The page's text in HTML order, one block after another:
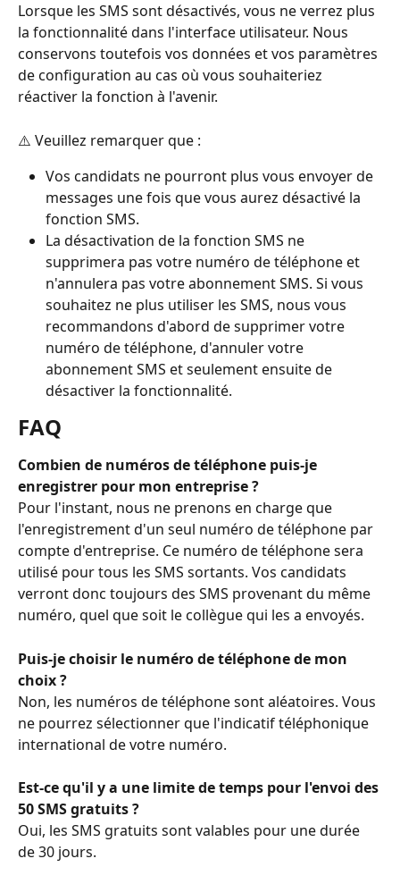
Lorsque les SMS sont désactivés, vous ne verrez plus
la fonctionnalité dans l'interface utilisateur. Nous
conservons toutefois vos données et vos paramètres
de configuration au cas où vous souhaiteriez
réactiver la fonction à l'avenir.
⚠️ Veuillez remarquer que :
Vos candidats ne pourront plus vous envoyer de
messages une fois que vous aurez désactivé la
fonction SMS.
La désactivation de la fonction SMS ne
supprimera pas votre numéro de téléphone et
n'annulera pas votre abonnement SMS. Si vous
souhaitez ne plus utiliser les SMS, nous vous
recommandons d'abord de supprimer votre
numéro de téléphone, d'annuler votre
abonnement SMS et seulement ensuite de
désactiver la fonctionnalité.
FAQ
Combien de numéros de téléphone puis-je
enregistrer pour mon entreprise ?
Pour l'instant, nous ne prenons en charge que
l'enregistrement d'un seul numéro de téléphone par
compte d'entreprise. Ce numéro de téléphone sera
utilisé pour tous les SMS sortants. Vos candidats
verront donc toujours des SMS provenant du même
numéro, quel que soit le collègue qui les a envoyés.
Puis-je choisir le numéro de téléphone de mon
choix ?
Non, les numéros de téléphone sont aléatoires. Vous
ne pourrez sélectionner que l'indicatif téléphonique
international de votre numéro.
Est-ce qu'il y a une limite de temps pour l'envoi des
50 SMS gratuits ?
Oui, les SMS gratuits sont valables pour une durée
de 30 jours.